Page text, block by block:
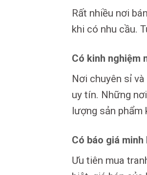
Rất nhiều nơi
khi có nhu cầu.
Có kinh nghiệm
Nơi chuyên sỉ
uy tín. Những
lượng sản phẩm
Có báo giá minh
Ưu tiên mua